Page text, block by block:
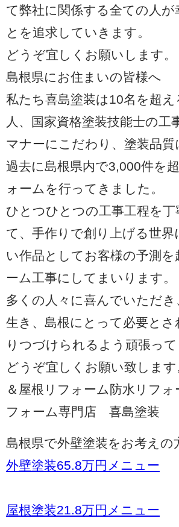
て弊社に関係する全ての人が
とを追求していきます。
どうぞ宜しくお願いします。
島根県にお住まいの皆様へ
私たち喜島塗装は10名を超え
人、国家資格塗装技能士の工
マナーにこだわり、塗装品質
過去に島根県内で3,000件を
ォームを行ってきました。
ひとつひとつの工事工程を丁
て、手作りで創り上げる世界
い作品としてお客様の予測を
ーム工事にしてまいります。
多くの人々に喜んでいただき
生き、島根にとって必要とさ
りつづけられるよう頑張って
どうぞ宜しくお願い致しま
＆屋根リフォーム防水リフォ
フォーム専門店 喜島塗装
島根県で外壁塗装をお考えの
外壁塗装65.8万円メニュー
屋根塗装21.8万円メニュー